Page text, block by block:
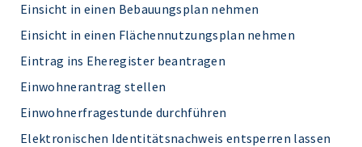
Einsicht in einen Bebauungsplan nehmen
Einsicht in einen Flächennutzungsplan nehmen
Eintrag ins Eheregister beantragen
Einwohnerantrag stellen
Einwohnerfragestunde durchführen
Elektronischen Identitätsnachweis entsperren lassen